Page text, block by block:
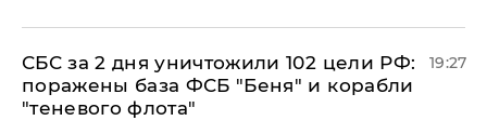
СБС за 2 дня уничтожили 102 цели РФ:
поражены база ФСБ "Беня" и корабли
"теневого флота"
19:27